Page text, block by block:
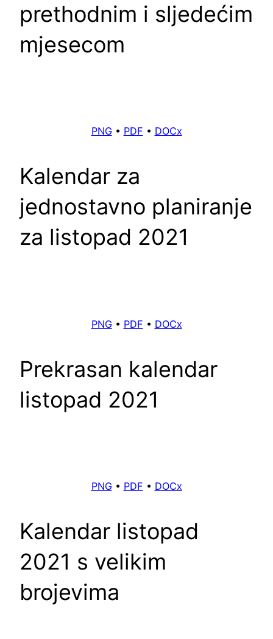
prethodnim i sljedećim
mjesecom
PNG • PDF • DOCx
Kalendar za
jednostavno planiranje
za listopad 2021
PNG • PDF • DOCx
Prekrasan kalendar
listopad 2021
PNG • PDF • DOCx
Kalendar listopad
2021 s velikim
brojevima